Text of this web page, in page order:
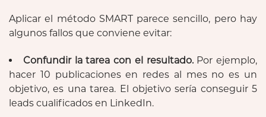
Aplicar el método SMART parece sencillo, pero hay
algunos fallos que conviene evitar:
Confundir la tarea con el resultado.Por ejemplo,
hacer 10 publicaciones en redes al mes no es un
objetivo, es una tarea. El objetivo sería conseguir 5
leads cualificados en LinkedIn.